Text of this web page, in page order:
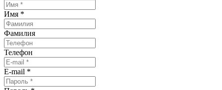
Имя *
Фамилия
Телефон
E-mail *